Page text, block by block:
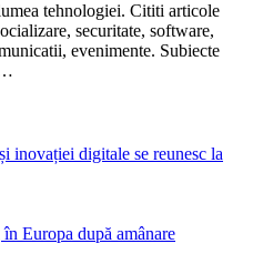
tehnologiei. Cititi articole
securitate, software,
evenimente. Subiecte
inovației digitale se reunesc la
Europa după amânare